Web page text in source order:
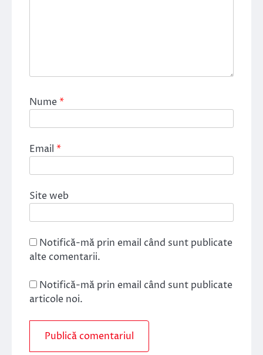
Nume*
Email *
Site web
Notifică-mă prin email când sunt publicate
alte comentarii.
Notifică-mă prin email când sunt publicate
articole noi.